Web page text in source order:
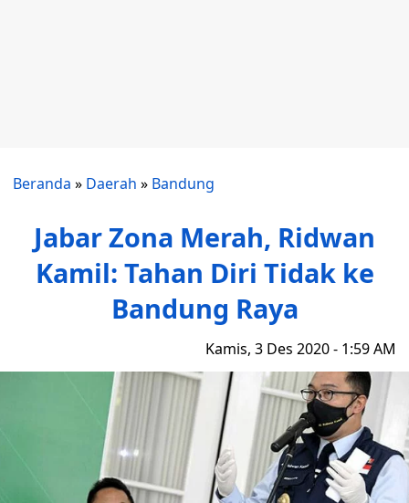
Beranda » Daerah » Bandung
Jabar Zona Merah, Ridwan
Kamil: Tahan Diri Tidak ke
Bandung Raya
Kamis, 3 Des 2020 - 1:59 AM